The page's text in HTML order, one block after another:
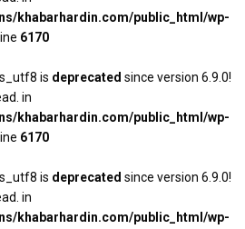
khabarhardin.com/public_html/wp-
6170
is deprecated since version 6.9.0!
in
khabarhardin.com/public_html/wp-
6170
is deprecated since version 6.9.0!
in
khabarhardin.com/public_html/wp-